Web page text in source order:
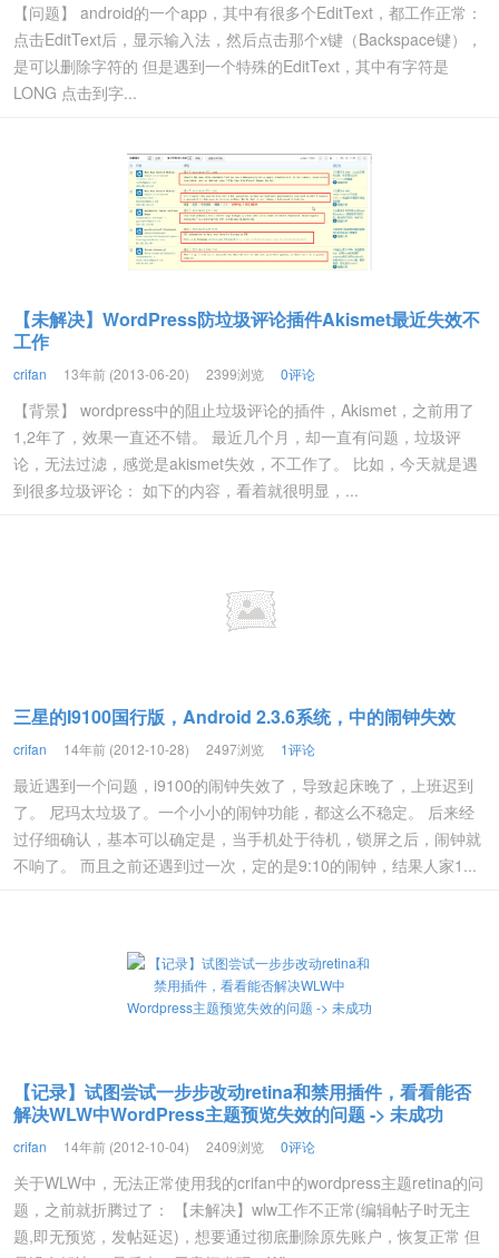
【问题】 android的一个app，其中有很多个EditText，都工作正常：
点击EditText后，显示输入法，然后点击那个x键（Backspace键），
是可以删除字符的 但是遇到一个特殊的EditText，其中有字符是
LONG 点击到字...
【未解决】WordPress防垃圾评论插件Akismet最近失效不
工作
crifan 13年前 (2013-06-20) 2399浏览 0评论
【背景】 wordpress中的阻止垃圾评论的插件，Akismet，之前用了
1,2年了，效果一直还不错。 最近几个月，却一直有问题，垃圾评
论，无法过滤，感觉是akismet失效，不工作了。 比如，今天就是遇
到很多垃圾评论： 如下的内容，看着就很明显，...
三星的I9100国行版，Android 2.3.6系统，中的闹钟失效
crifan 14年前 (2012-10-28) 2497浏览 1评论
最近遇到一个问题，i9100的闹钟失效了，导致起床晚了，上班迟到
了。 尼玛太垃圾了。一个小小的闹钟功能，都这么不稳定。 后来经
过仔细确认，基本可以确定是，当手机处于待机，锁屏之后，闹钟就
不响了。 而且之前还遇到过一次，定的是9:10的闹钟，结果人家1...
【记录】试图尝试一步步改动retina和禁用插件，看看能否
解决WLW中WordPress主题预览失效的问题 -> 未成功
crifan 14年前 (2012-10-04) 2409浏览 0评论
关于WLW中，无法正常使用我的crifan中的wordpress主题retina的问
题，之前就折腾过了： 【未解决】wlw工作不正常(编辑帖子时无主
题,即无预览，发帖延迟)，想要通过彻底删除原先账户，恢复正常 但